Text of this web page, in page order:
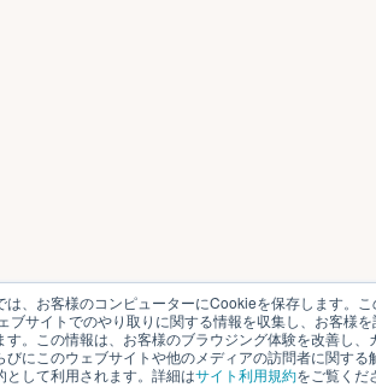
は、お客様のコンピューターにCookieを保存します。こ
ブサイトでのやり取りに関する情報を収集し、お客様
す。この情報は、お客様のブラウジング体験を改善し、
びにこのウェブサイトや他のメディアの訪問者に関する
として利用されます。詳細はサイト利用規約をご覧くだ